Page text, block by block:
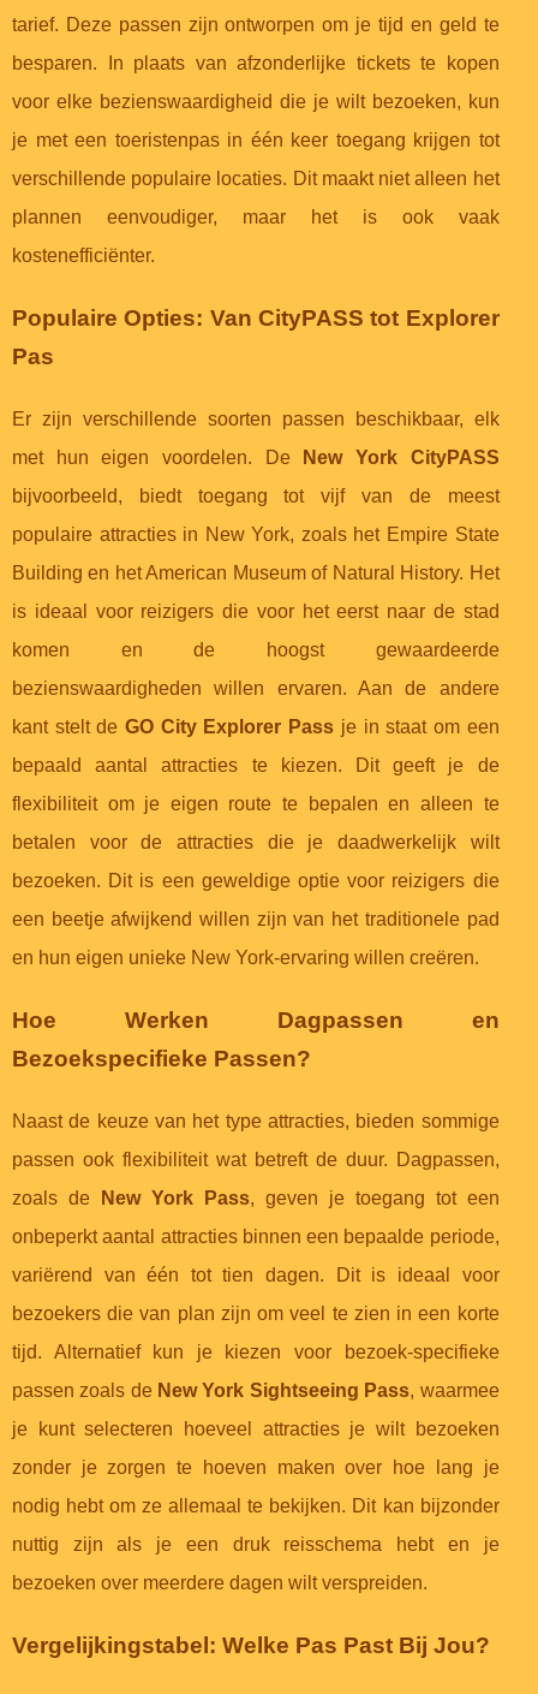
tarief. Deze passen zijn ontworpen om je tijd en geld te
besparen. In plaats van afzonderlijke tickets te kopen
voor elke bezienswaardigheid die je wilt bezoeken, kun
je met een toeristenpas in één keer toegang krijgen tot
verschillende populaire locaties. Dit maakt niet alleen het
plannen eenvoudiger, maar het is ook vaak
kostenefficiënter.
Populaire Opties: Van CityPASS tot Explorer
Pas
Er zijn verschillende soorten passen beschikbaar, elk
met hun eigen voordelen. De
New York CityPASS
bijvoorbeeld, biedt toegang tot vijf van de meest
populaire attracties in New York, zoals het Empire State
Building en het American Museum of Natural History. Het
is ideaal voor reizigers die voor het eerst naar de stad
komen en de hoogst gewaardeerde
bezienswaardigheden willen ervaren. Aan de andere
kant stelt deGO City Explorer Pass je in staat om een
bepaald aantal attracties te kiezen. Dit geeft je de
flexibiliteit om je eigen route te bepalen en alleen te
betalen voor de attracties die je daadwerkelijk wilt
bezoeken. Dit is een geweldige optie voor reizigers die
een beetje afwijkend willen zijn van het traditionele pad
en hun eigen unieke New York-ervaring willen creëren.
Hoe Werken Dagpassen en
Bezoekspecifieke Passen?
Naast de keuze van het type attracties, bieden sommige
passen ook flexibiliteit wat betreft de duur. Dagpassen,
zoals de
New York Pass, geven je toegang tot een
onbeperkt aantal attracties binnen een bepaalde periode,
variërend van één tot tien dagen. Dit is ideaal voor
bezoekers die van plan zijn om veel te zien in een korte
tijd. Alternatief kun je kiezen voor bezoek-specifieke
passen zoals de New York Sightseeing Pass, waarmee
je kunt selecteren hoeveel attracties je wilt bezoeken
zonder je zorgen te hoeven maken over hoe lang je
nodig hebt om ze allemaal te bekijken. Dit kan bijzonder
nuttig zijn als je een druk reisschema hebt en je
bezoeken over meerdere dagen wilt verspreiden.
Vergelijkingstabel: Welke Pas Past Bij Jou?